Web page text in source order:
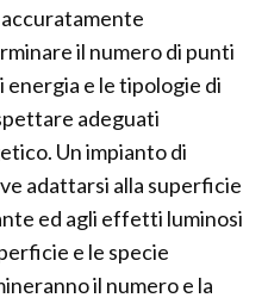
il numero di punti
energia e le tipologie di
adeguati
Un impianto di
adattarsi alla superficie
ed agli effetti luminosi
e le specie
il numero e la